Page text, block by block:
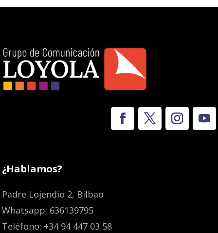
¿Hablamos?
Padre Lojendio 2, Bilbao
Whatsapp: 636139795
Teléfono: +34 94 447 03 58